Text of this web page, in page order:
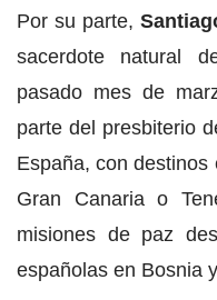
Por su parte,
sacerdote natural
pasado mes de
parte del presbiterio
España, con destinos
Gran Canaria o
misiones de paz
españolas en Bosnia